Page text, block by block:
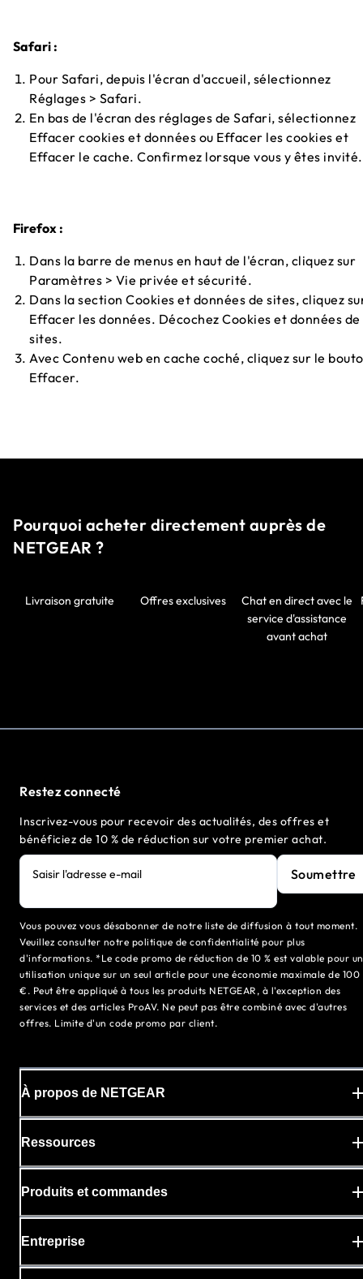
Safari :
Pour Safari, depuis l'écran d'accueil, sélectionnez
Réglages > Safari.
En bas de l'écran des réglages de Safari, sélectionnez
Effacer cookies et données ou Effacer les cookies et
Effacer le cache. Confirmez lorsque vous y êtes invité.
Firefox :
Dans la barre de menus en haut de l'écran, cliquez sur
Paramètres > Vie privée et sécurité.
Dans la section Cookies et données de sites, cliquez
Effacer les données. Décochez Cookies et données de
sites.
Avec Contenu web en cache coché, cliquez sur le
Effacer.
Pourquoi acheter directement auprès de
NETGEAR ?
Livraison gratuite Offres exclusives
Chat en direct avec le
service d'assistance
avant achat
Restez connecté
Inscrivez-vous pour recevoir des actualités, des offres et
bénéficiez de 10 % de réduction sur votre premier achat.
Saisir l'adresse e-mail Soumettre
Vous pouvez vous désabonner de notre liste de diffusion à tout moment.
Veuillez consulter notre politique de confidentialité pour plus
d'informations. *Le code promo de réduction de 10 % est valable pour
utilisation unique sur un seul article pour une économie maximale de 100
€. Peut être appliqué à tous les produits NETGEAR, à l'exception des
services et des articles ProAV. Ne peut pas être combiné avec d'autres
offres. Limite d'un code promo par client.
À propos de NETGEAR
Ressources
Produits et commandes
Entreprise